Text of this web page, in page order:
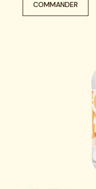
COMMANDER